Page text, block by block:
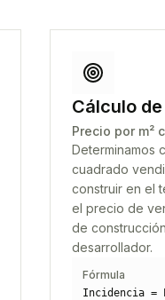
Cálculo
Precio por m²
Determinamos
cuadrado
construir en el
el precio de
de
desarrollador.
Fórmula
Incidencia =